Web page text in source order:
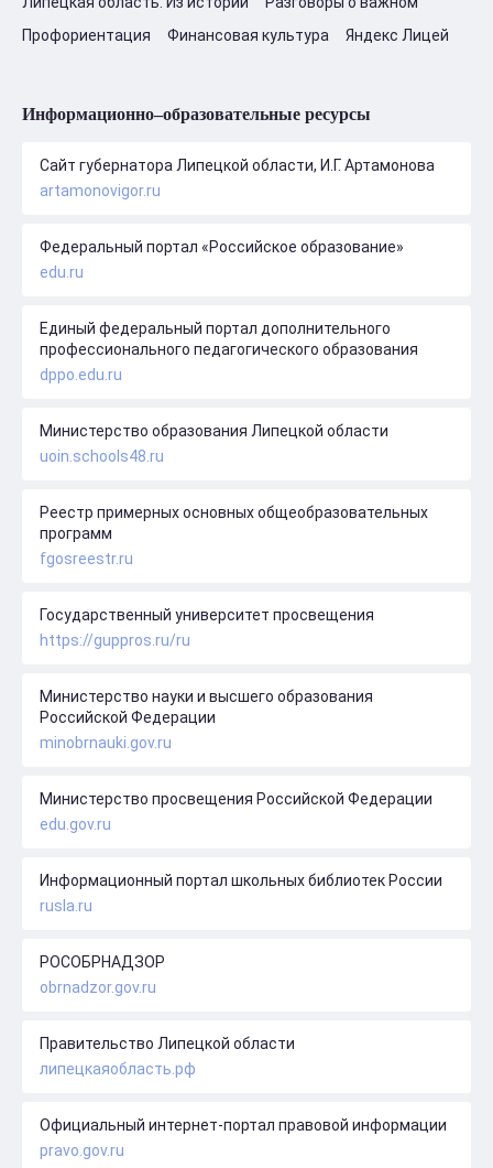
Профориентация
Финансовая культура Яндекс Лицей
Информационно–образовательные ресурсы
Сайт губернатора Липецкой области, И.Г. Артамонова
artamonovigor.ru
Федеральный портал «Российское образование»
edu.ru
Единый федеральный портал дополнительного
профессионального педагогического образования
dppo.edu.ru
Министерство образования Липецкой области
uoin.schools48.ru
Реестр примерных основных общеобразовательных
программ
fgosreestr.ru
Государственный университет просвещения
https://guppros.ru/ru
Министерство науки и высшего образования
Российской Федерации
minobrnauki.gov.ru
Министерство просвещения Российской Федерации
edu.gov.ru
Информационный портал школьных библиотек России
rusla.ru
РОСОБРНАДЗОР
obrnadzor.gov.ru
Правительство Липецкой области
липецкаяобласть.рф
Официальный интернет-портал правовой информации
pravo.gov.ru